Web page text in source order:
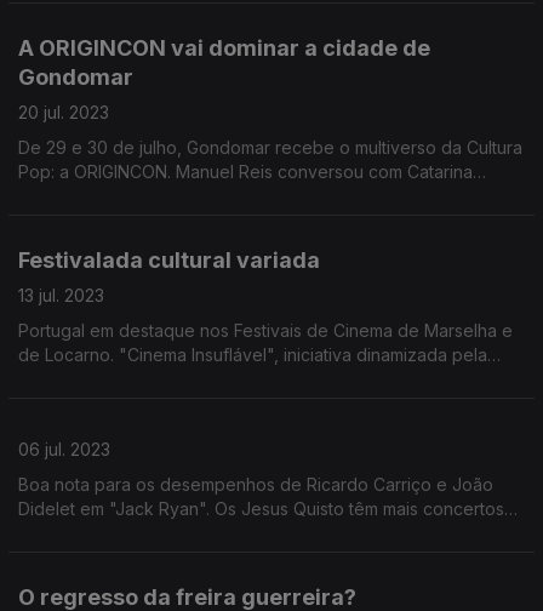
A ORIGINCON vai dominar a cidade de
Gondomar
20 jul. 2023
De 29 e 30 de julho, Gondomar recebe o multiverso da Cultura
Pop: a ORIGINCON. Manuel Reis conversou com Catarina
Festivalada cultural variada
13 jul. 2023
Portugal em destaque nos Festivais de Cinema de Marselha e
de Locarno. "Cinema Insuflável", iniciativa dinamizada pela
06 jul. 2023
Boa nota para os desempenhos de Ricardo Carriço e João
Didelet em "Jack Ryan". Os Jesus Quisto têm mais concertos
O regresso da freira guerreira?